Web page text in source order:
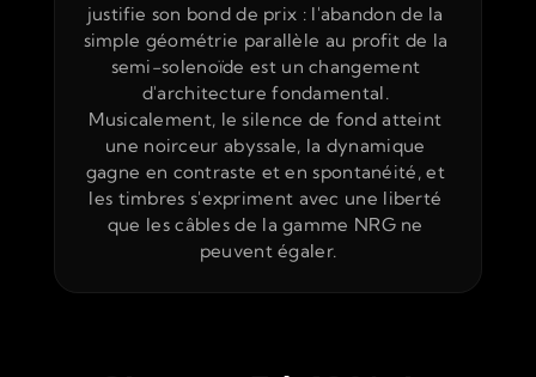
justifie son bond de prix : l'abandon de la
simple géométrie parallèle au profit de la
semi-solenoïde est un changement
d'architecture fondamental.
Musicalement, le silence de fond atteint
une noirceur abyssale, la dynamique
gagne en contraste et en spontanéité, et
les timbres s'expriment avec une liberté
que les câbles de la gamme NRG ne
peuvent égaler.